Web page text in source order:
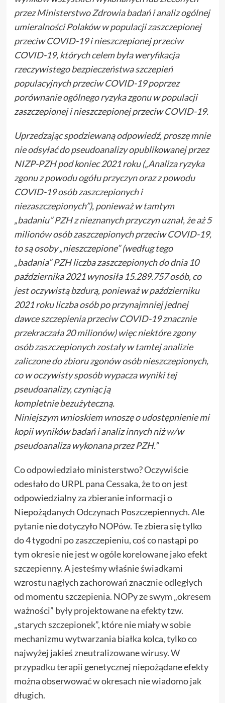
przez Ministerstwo Zdrowia badań i analiz ogólnej
umieralności Polaków w populacji zaszczepionej
przeciw COVID-19 i nieszczepionej przeciw
COVID-19, których celem była weryfikacja
rzeczywistego bezpieczeństwa szczepień
populacyjnych przeciw COVID-19 poprzez
porównanie ogólnego ryzyka zgonu w populacji
zaszczepionej i nieszczepionej przeciw COVID-19.
Uprzedzając spodziewaną odpowiedź, proszę mnie
nie odsyłać do pseudoanalizy opublikowanej przez
NIZP-PZH pod koniec 2021 roku („Analiza ryzyka
zgonu z powodu ogółu przyczyn oraz z powodu
COVID-19 osób zaszczepionych i
niezaszczepionych”), ponieważ w tamtym
„badaniu” PZH z nieznanych przyczyn uznał, że aż 5
milionów osób zaszczepionych przeciw COVID-19,
to są osoby „nieszczepione” (według tego
„badania” PZH liczba zaszczepionych do dnia 10
października 2021 wynosiła 15.289.757 osób, co
jest oczywistą bzdurą, ponieważ w październiku
2021 roku liczba osób po przynajmniej jednej
dawce szczepienia przeciw COVID-19 znacznie
przekraczała 20 milionów) więc niektóre zgony
osób zaszczepionych zostały w tamtej analizie
zaliczone do zbioru zgonów osób nieszczepionych,
co w oczywisty sposób wypacza wyniki tej
pseudoanalizy, czyniąc ją
kompletnie bezużyteczną.
Niniejszym wnioskiem wnoszę o udostępnienie mi
kopii wyników badań i analiz innych niż w/w
pseudoanaliza wykonana przez PZH.”
Co odpowiedziało ministerstwo? Oczywiście
odesłało do URPL pana Cessaka, że to on jest
odpowiedzialny za zbieranie informacji o
Niepożądanych Odczynach Poszczepiennych. Ale
pytanie nie dotyczyło NOPów. Te zbiera się tylko
do 4 tygodni po zaszczepieniu, coś co nastąpi po
tym okresie nie jest w ogóle korelowane jako efekt
szczepienny. A jesteśmy właśnie świadkami
wzrostu nagłych zachorowań znacznie odległych
od momentu szczepienia. NOPy ze swym „okresem
ważności” były projektowane na efekty tzw.
„starych szczepionek”, które nie miały w sobie
mechanizmu wytwarzania białka kolca, tylko co
najwyżej jakieś zneutralizowane wirusy. W
przypadku terapii genetycznej niepożądane efekty
można obserwować w okresach nie wiadomo jak
długich.